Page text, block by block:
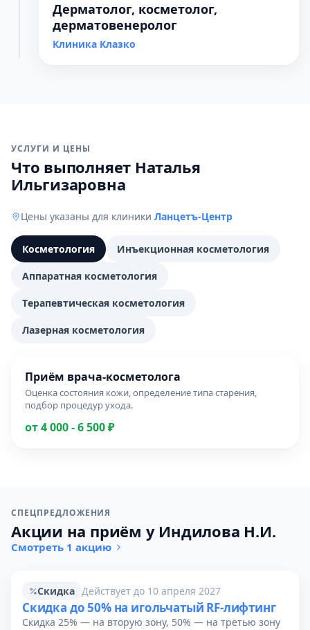
Дерматолог, косметолог,
дерматовенеролог
Клиника Клазко
УСЛУГИ И ЦЕНЫ
Что выполняет Наталья
Ильгизаровна
Цены указаны для клиники Ланцетъ-Центр
Косметология Инъекционная косметология
Аппаратная косметология
Терапевтическая косметология
Лазерная косметология
Приём врача-косметолога
Оценка состояния кожи, определение типа старения,
подбор процедур ухода.
от 4 000 - 6 500 ₽
СПЕЦПРЕДЛОЖЕНИЯ
Акции на приём у Индилова Н.И.
Смотреть 1 акцию
Скидка Действует до 10 апреля 2027
Скидка до 50% на игольчатый RF-лифтинг
Скидка 25% — на вторую зону, 50% — на третью зону